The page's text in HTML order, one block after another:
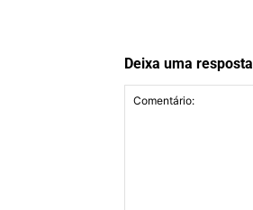
Deixa uma resposta